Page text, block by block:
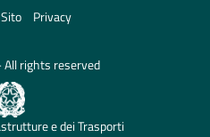
Privacy
All rights reserved
e dei Trasporti